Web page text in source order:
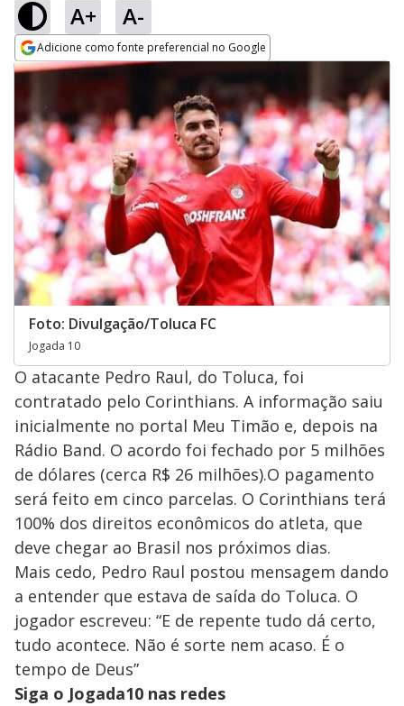
A+ A-
Adicione como fonte preferencial no Google
Opens in new window
Foto: Divulgação/Toluca FC
Jogada 10
O atacante Pedro Raul, do Toluca, foi
contratado pelo Corinthians. A informação saiu
inicialmente no portal Meu Timão e, depois na
Rádio Band. O acordo foi fechado por 5 milhões
de dólares (cerca R$ 26 milhões).O pagamento
será feito em cinco parcelas. O Corinthians terá
100% dos direitos econômicos do atleta, que
deve chegar ao Brasil nos próximos dias.
Mais cedo, Pedro Raul postou mensagem dando
a entender que estava de saída do Toluca. O
jogador escreveu: “E de repente tudo dá certo,
tudo acontece. Não é sorte nem acaso. É o
tempo de Deus”
Siga o Jogada10 nas redes